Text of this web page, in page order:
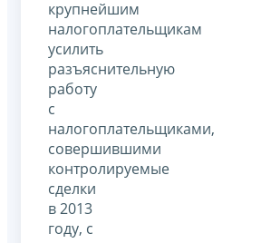
крупнейшим
налогоплательщикам
усилить
разъяснительную
работу
с
налогоплательщиками,
совершившими
контролируемые
сделки
в 2013
году, с